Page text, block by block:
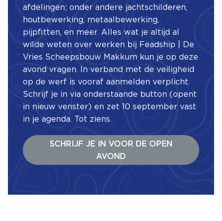
afdelingen; onder andere jachtschilderen,
houtbewerking, metaalbewerking,
pijpfitten, en meer. Alles wat je altijd al
wilde weten over werken bij Feadship | De
Vries Scheepsbouw Makkum kun je op deze
avond vragen. In verband met de veiligheid
op de werf is vooraf aanmelden verplicht.
Schrijf je in via onderstaande button (opent
in nieuw venster) en zet 10 september vast
in je agenda. Tot ziens.
SCHRIJF JE IN VOOR DE OPEN
AVOND